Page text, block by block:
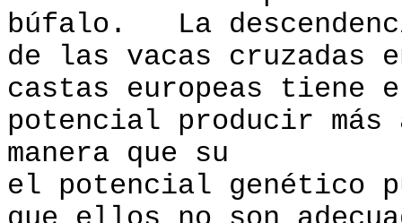
búfalo. La
de las vacas cruzadas
castas europeas tiene
potencial producir
manera que su
el potencial genético